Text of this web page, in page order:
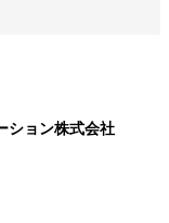
ション株式会社